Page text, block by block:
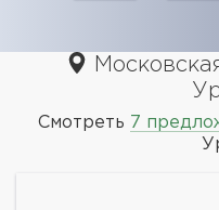
Смотреть 7